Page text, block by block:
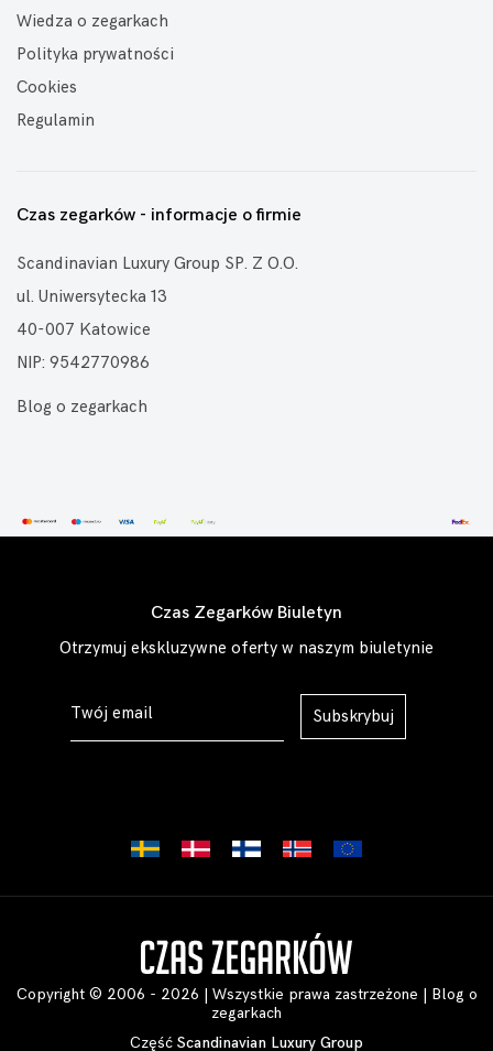
Wiedza o zegarkach
Polityka prywatności
Cookies
Regulamin
Czas zegarków - informacje o firmie
Scandinavian Luxury Group SP. Z O.O.
ul. Uniwersytecka 13
40-007 Katowice
NIP: 9542770986
Blog o zegarkach
Czas Zegarków Biuletyn
Otrzymuj ekskluzywne oferty w naszym biuletynie
Subskrybuj
Copyright © 2006 - 2026 | Wszystkie prawa zastrzeżone | Blog o
zegarkach
Część Scandinavian Luxury Group